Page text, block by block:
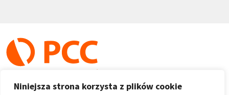
Niniejsza strona korzysta z plików cookie